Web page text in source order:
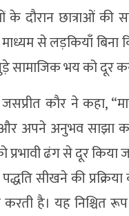
के दौरान छात्राओं की
से लड़कियाँ
भय को दूर
कौर ने कहा,
अपने अनुभव साझा
ढंग से दूर
सीखने की
है। यह निश्चित